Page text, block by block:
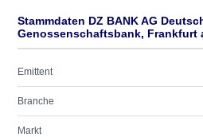
Stammdaten DZ BANK AG
Genossenschaftsbank, Frankfurt
Emittent
Branche
Markt